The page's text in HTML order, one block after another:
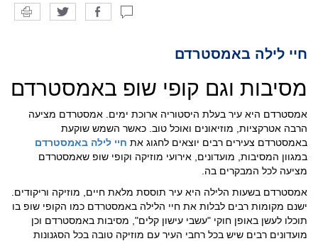
חיי לילה באמסטרדם
מסיבות וגם קופי שופ באמסטרדם
אמסטרדם היא עיר בעלת היסטוריה ארוכת ימים. אמסטרדם מציעה
הרבה אטרקציות, מוזיאונים ואוכל טוב. כאשר השמש שוקעת
באמסטרדם צעירים רבים יוצאים לחגוג את חיי לילה באמסטרדם
במגוון המסיבות, מועדונים, אירועי מוזיקה וקופי שופ שאמסטרדם
מציעה לכל המבקרים בה.
אמסטרדם בשעות הלילה היא עיר תוססת מלאת חיים, מוזיקה וריקודים.
ישנם מקומות רבים לבלות את חיי הלילה באמסטרדם כמו הקופי שופ בו
תוכלו לעשן באופן חוקי "עשבי עישון קלים", מסיבות באמסטרדם וכן
מועדונים רבים שיש בכל רחבי העיר עם מוזיקה טובה בכל הסגנונות